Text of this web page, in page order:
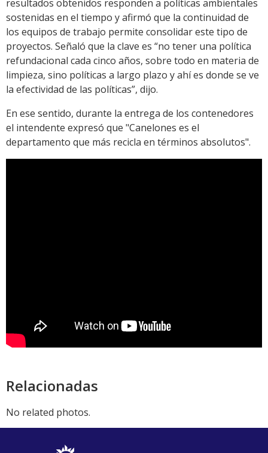
resultados obtenidos responden a políticas ambientales
sostenidas en el tiempo y afirmó que la continuidad de
los equipos de trabajo permite consolidar este tipo de
proyectos. Señaló que la clave es “no tener una política
refundacional cada cinco años, sobre todo en materia de
limpieza, sino políticas a largo plazo y ahí es donde se ve
la efectividad de las políticas”, dijo.
En ese sentido, durante la entrega de los contenedores
el intendente expresó que "Canelones es el
departamento que más recicla en términos absolutos".
Relacionadas
No related photos.